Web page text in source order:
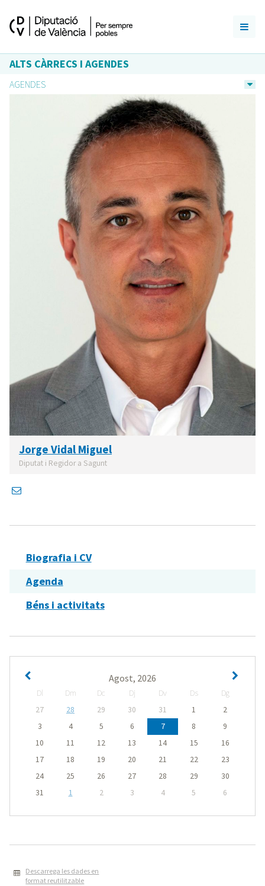
ALTS CÀRRECS I AGENDES
AGENDES
Jorge Vidal Miguel
Diputat i Regidor a Sagunt
Biografia i CV
Agenda
Béns i activitats
Agost, 2026
Dl Dm Dc Dj Dv Ds
Dg
27
28 29 30 31 1
2
3
4 5 6 7 8
9
10
11 12 13 14 15
16
17
18 19 20 21 22
23
24
25 26 27 28 29
30
31
1 2 3 4 5 6
Descarrega les dades en
format reutilitzable